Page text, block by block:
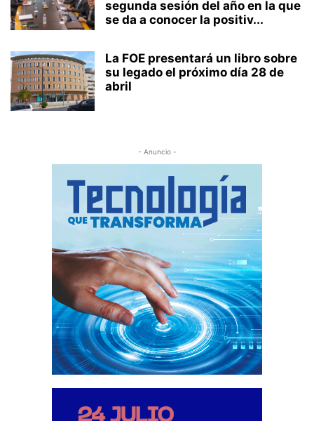
segunda sesión del año en la que
se da a conocer la positiv...
La FOE presentará un libro sobre
su legado el próximo día 28 de
abril
- Anuncio -